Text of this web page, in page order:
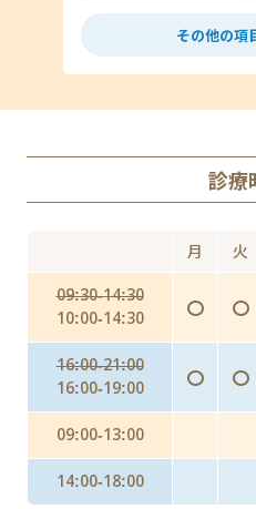
マイコプラズマ・ウレ
低用量ピル
月経移動
Doxy PEP（ドキシペッ
インフルエンザ予防投与
インフルエンザワクチ
その他の項
診療
月 火
09:30-14:30
10:00-14:30
〇 〇
16:00-21:00
16:00-19:00
〇 〇
09:00-13:00
14:00-18:00